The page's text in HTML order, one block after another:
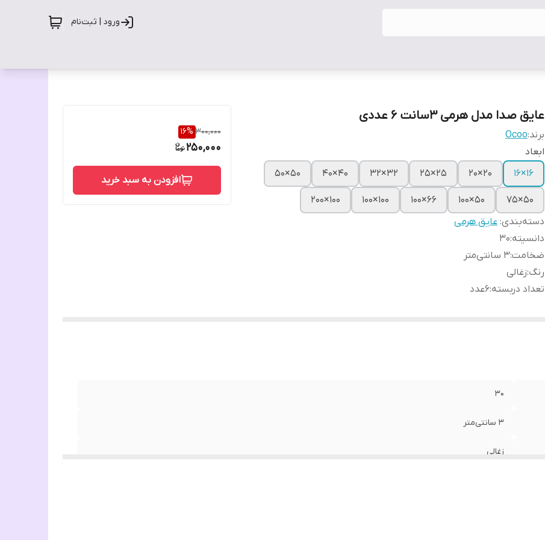
ورود | ثبت‌نام
عایق صدا مدل هرمی ۳سانت ۶ عددی
برند:Ocoo
ابعاد
۱۶×۱۶
۲۰×۲۰ ۲۵×۲۵ ۳۲×۳۲ ۴۰×۴۰ ۵۰×۵۰
۵۰×۷۵ ۵۰×۱۰۰ ۶۶×۱۰۰ ۱۰۰×۱۰۰
۱۰۰×۲۰۰
دسته‌بندی: عایق هرمی
دانسیته:۳۰
ضخامت:۳ سانتی‌متر
رنگ:زغالی
تعداد دربسته:۶عدد
300,000
16%
250,000
افزودن به سبد خرید
۳۰
۳ سانتی‌متر
زغالی